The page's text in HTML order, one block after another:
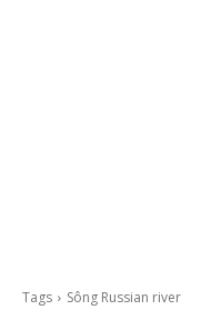
Tags Sông Russian river